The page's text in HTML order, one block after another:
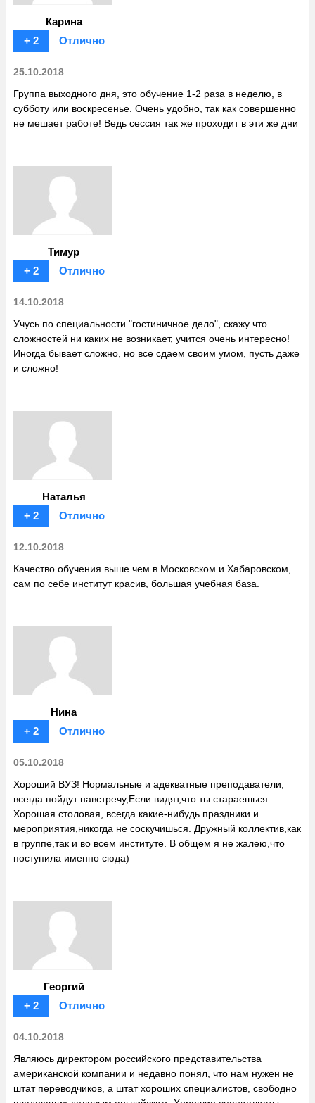
Карина
+ 2
Отлично
25.10.2018
Группа выходного дня, это обучение 1-2 раза в неделю, в
субботу или воскресенье. Очень удобно, так как совершенно
не мешает работе! Ведь сессия так же проходит в эти же дни
Тимур
+ 2
Отлично
14.10.2018
Учусь по специальности "гостиничное дело", скажу что
сложностей ни каких не возникает, учится очень интересно!
Иногда бывает сложно, но все сдаем своим умом, пусть даже
и сложно!
Наталья
+ 2
Отлично
12.10.2018
Качество обучения выше чем в Московском и Хабаровском,
сам по себе институт красив, большая учебная база.
Нина
+ 2
Отлично
05.10.2018
Хороший ВУЗ! Нормальные и адекватные преподаватели,
всегда пойдут навстречу,Если видят,что ты стараешься.
Хорошая столовая, всегда какие-нибудь праздники и
мероприятия,никогда не соскучишься. Дружный коллектив,как
в группе,так и во всем институте. В общем я не жалею,что
поступила именно сюда)
Георгий
+ 2
Отлично
04.10.2018
Являюсь директором российского представительства
американской компании и недавно понял, что нам нужен не
штат переводчиков, а штат хороших специалистов, свободно